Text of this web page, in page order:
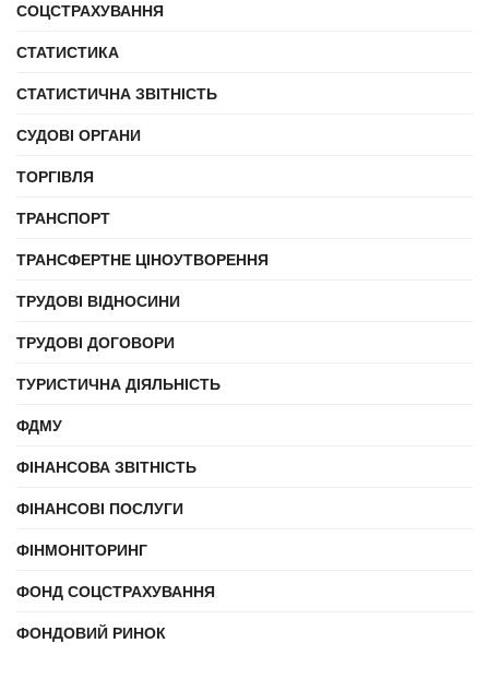
СОЦСТРАХУВАННЯ
СТАТИСТИКА
СТАТИСТИЧНА ЗВІТНІСТЬ
СУДОВІ ОРГАНИ
ТОРГІВЛЯ
ТРАНСПОРТ
ТРАНСФЕРТНЕ ЦІНОУТВОРЕННЯ
ТРУДОВІ ВІДНОСИНИ
ТРУДОВІ ДОГОВОРИ
ТУРИСТИЧНА ДІЯЛЬНІСТЬ
ФДМУ
ФІНАНСОВА ЗВІТНІСТЬ
ФІНАНСОВІ ПОСЛУГИ
ФІНМОНІТОРИНГ
ФОНД СОЦСТРАХУВАННЯ
ФОНДОВИЙ РИНОК